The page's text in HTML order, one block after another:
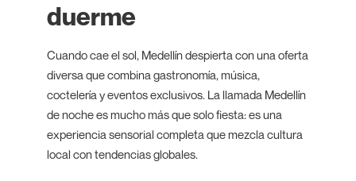
duerme
Cuando cae el sol, Medellín despierta con una oferta
diversa que combina gastronomía, música,
coctelería y eventos exclusivos. La llamada Medellín
de noche es mucho más que solo fiesta: es una
experiencia sensorial completa que mezcla cultura
local con tendencias globales.